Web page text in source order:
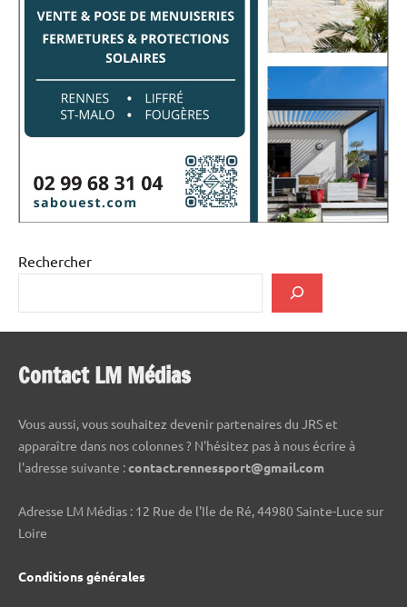
Rechercher
Contact LM Médias
Vous aussi, vous souhaitez devenir partenaires du JRS et
apparaître dans nos colonnes ? N'hésitez pas à nous écrire à
l'adresse suivante :contact.rennessport@gmail.com
Adresse LM Médias : 12 Rue de l'Ile de Ré, 44980 Sainte-Luce sur
Loire
Conditions générales